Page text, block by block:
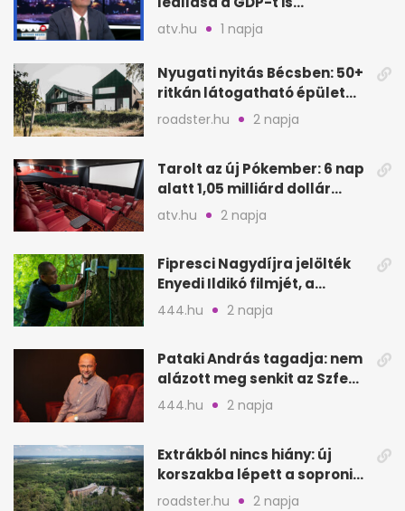
megütheti, int az
Oeconomus
atv.hu 1 napja
Nyugati nyitás Bécsben: 50+
ritkán látogatható épület
nyílik meg
roadster.hu 2 napja
Tarolt az új Pókember: 6 nap
alatt 1,05 milliárd dollár
bevétel
atv.hu 2 napja
Fipresci Nagydíjra jelölték
Enyedi Ildikó filmjét, a
Csendes barátot
444.hu 2 napja
Pataki András tagadja: nem
alázott meg senkit az Szfe
felvételijén
444.hu 2 napja
Extrákból nincs hiány: új
korszakba lépett a soproni
Fagus Hotel
roadster.hu 2 napja